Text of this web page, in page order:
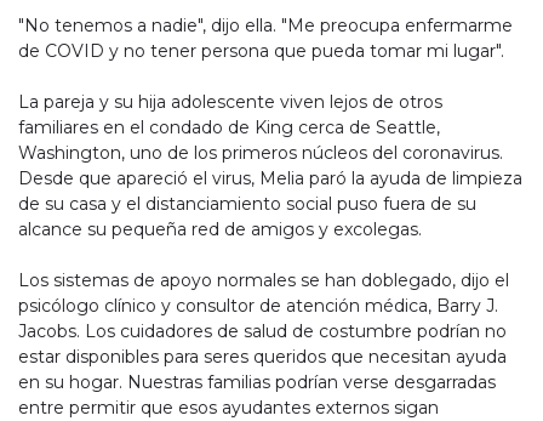
"No tenemos a nadie", dijo ella. "Me preocupa enfermarme
de COVID y no tener persona que pueda tomar mi lugar".
La pareja y su hija adolescente viven lejos de otros
familiares en el condado de King cerca de Seattle,
Washington, uno de los primeros núcleos del coronavirus.
Desde que apareció el virus, Melia paró la ayuda de limpieza
de su casa y el distanciamiento social puso fuera de su
alcance su pequeña red de amigos y excolegas.
Los sistemas de apoyo normales se han doblegado, dijo el
psicólogo clínico y consultor de atención médica, Barry J.
Jacobs. Los cuidadores de salud de costumbre podrían no
estar disponibles para seres queridos que necesitan ayuda
en su hogar. Nuestras familias podrían verse desgarradas
entre permitir que esos ayudantes externos sigan